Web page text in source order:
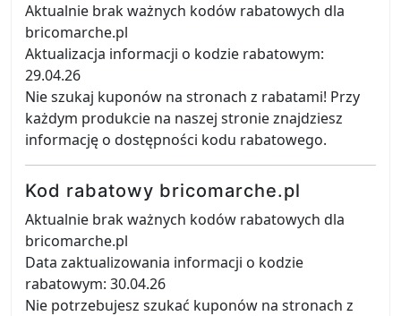
Aktualnie brak ważnych kodów rabatowych dla
bricomarche.pl
Aktualizacja informacji o kodzie rabatowym:
29.04.26
Nie szukaj kuponów na stronach z rabatami! Przy
każdym produkcie na naszej stronie znajdziesz
informację o dostępności kodu rabatowego.
Kod rabatowy bricomarche.pl
Aktualnie brak ważnych kodów rabatowych dla
bricomarche.pl
Data zaktualizowania informacji o kodzie
rabatowym: 30.04.26
Nie potrzebujesz szukać kuponów na stronach z